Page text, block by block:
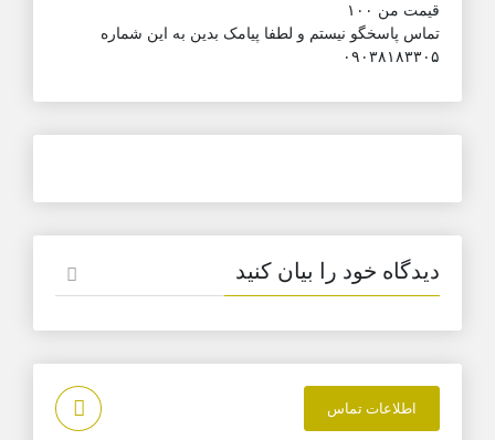
قیمت من ۱۰۰
تماس پاسخگو نیستم و لطفا پیامک بدین به این شماره
۰۹۰۳۸۱۸۳۳۰۵
دیدگاه خود را بیان کنید
اطلاعات تماس